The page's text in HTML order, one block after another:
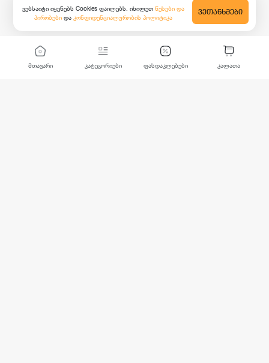
მთავარი კატეგორიები ფასდაკლებები კალათა
ვებსაიტი იყენებს Cookies ფაილებს. იხილეთ წესები და
პირობები და კონფიდენციალურობის პოლიტიკა
ᲕᲔᲗᲐᲜᲮᲛᲔᲑᲘ